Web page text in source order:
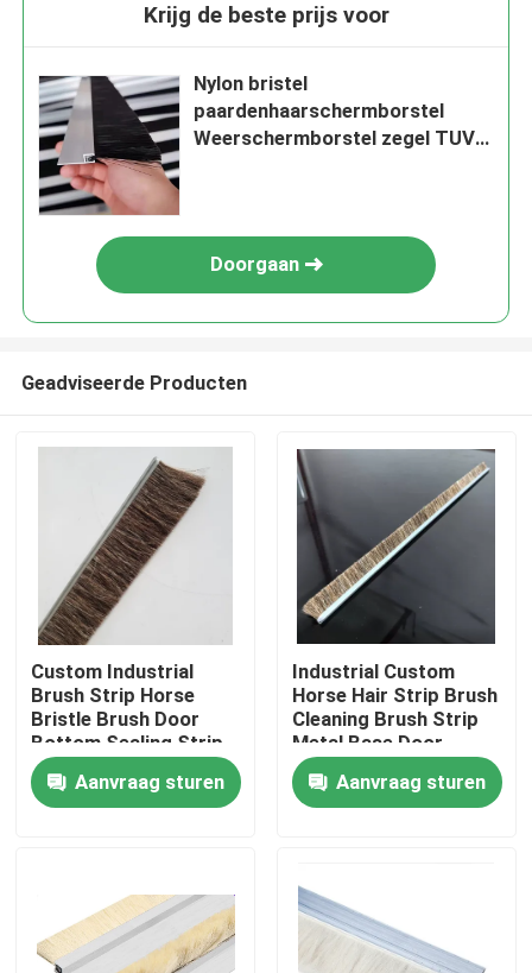
Thuis
Producten
Fabrieksreis
Krijg de beste prijs voor
Nylon bristel
paardenhaarschermborstel
Weerschermborstel zegel TUV
Doorgaan
Geadviseerde Producten
Custom Industrial
Brush Strip Horse
Bristle Brush Door
Bottom Sealing Strip
Brush For
Sealing/Cleaning/Dust
Removal
Aanvraag sturen
Industrial Custom
Horse Hair Strip Brush
Cleaning Brush Strip
Metal Base Door
Sweep Brush Horse
Hair Strip Brush
Aanvraag sturen